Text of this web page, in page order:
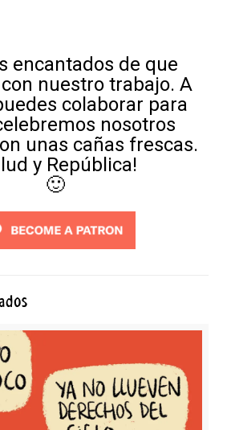
encantados de que
nuestro trabajo. A
colaborar para
nosotros
unas cañas frescas.
y República!
🙂